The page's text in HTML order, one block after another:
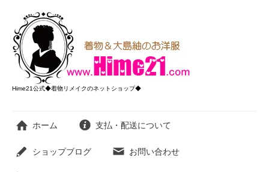
Hime21公式◆着物リメイクのネットショップ◆
ホーム 支払・配送について
ショップブログ お問い合わせ